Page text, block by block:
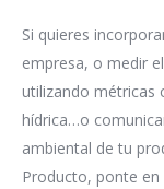
Si quieres
empresa, o medir
utilizando métricas
hídrica…o
ambiental de tu
Producto, ponte